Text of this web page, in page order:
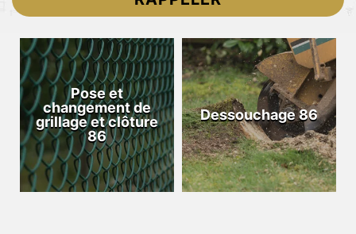
Pose et
changement de
grillage et clôture
86
Dessouchage 86